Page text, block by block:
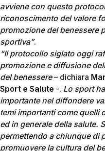
avviene con questo
riconoscimento del valore
promozione del benessere
sportiva”.
“Il protocollo siglato oggi
promozione e diffusione
del benessere– dichiara
Sport e Salute -. Lo sport
importante nel diffondere
temi importanti come quelli
ed in generale della salute.
permettendo a chiunque di
promuovere la cultura del